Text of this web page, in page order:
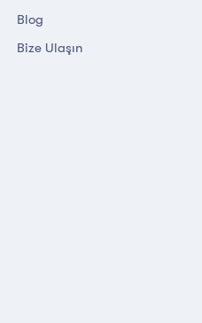
Blog
Bize Ulaşın